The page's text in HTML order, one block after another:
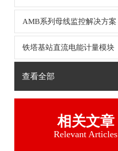
AMB系列母线监控解决方案
铁塔基站直流电能计量模块
查看全部
相关文章
Relevant Articles